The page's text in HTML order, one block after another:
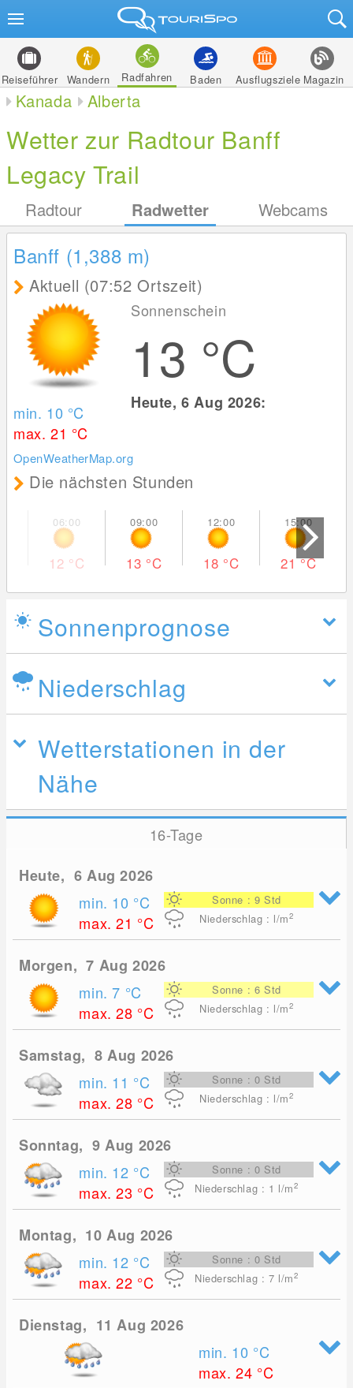
Reiseführer Wandern Radfahren Baden Ausflugsziele Magazin
Kanada Alberta
Wetter zur Radtour Banff
Legacy Trail
Radtour Radwetter Webcams
Banff (1,388 m)
Aktuell (07:52 Ortszeit)
min. 10 °C
max. 21 °C
OpenWeatherMap.org
Sonnenschein
13 °C
Heute, 6 Aug 2026:
Die nächsten Stunden
12 °C 13 °C 18 °C 21°C
Sonnenprognose
Niederschlag
Wetterstationen in der
Nähe
16-Tage
Heute, 6 Aug 2026
min. 10 °C
max. 21 °C
Sonne : 9 Std
Niederschlag : l/m2
Morgen, 7 Aug 2026
min. 7 °C
max. 28 °C
Sonne : 6 Std
Niederschlag : l/m2
Samstag, 8 Aug 2026
min. 11 °C
max. 28 °C
Sonne : 0 Std
Niederschlag : l/m2
Sonntag, 9 Aug 2026
min. 12 °C
max. 23 °C
Sonne : 0 Std
Niederschlag : 1 l/m2
Montag, 10 Aug 2026
min. 12 °C
max. 22 °C
Sonne : 0 Std
Niederschlag : 7 l/m2
Dienstag, 11 Aug 2026
min. 10 °C
max. 24 °C